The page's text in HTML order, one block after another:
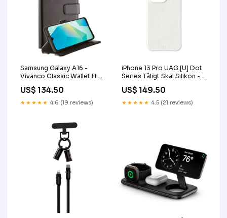
Samsung Galaxy A16 -
Vivanco Classic Wallet Flip
PIM_CategoryId_960
US$ 134.50
★★★★★ 4.6 (19 reviews)
iPhone 13 Pro UAG [U] Dot
Series Tåligt Skal Silikon -
PIM_CategoryId_1449
US$ 149.50
★★★★★ 4.5 (21 reviews)